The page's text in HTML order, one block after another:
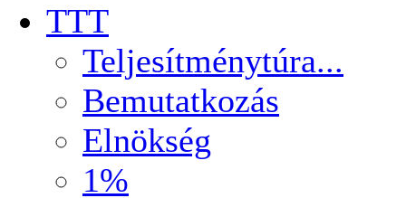
TTT
Teljesítménytúra...
Bemutatkozás
Elnökség
1%